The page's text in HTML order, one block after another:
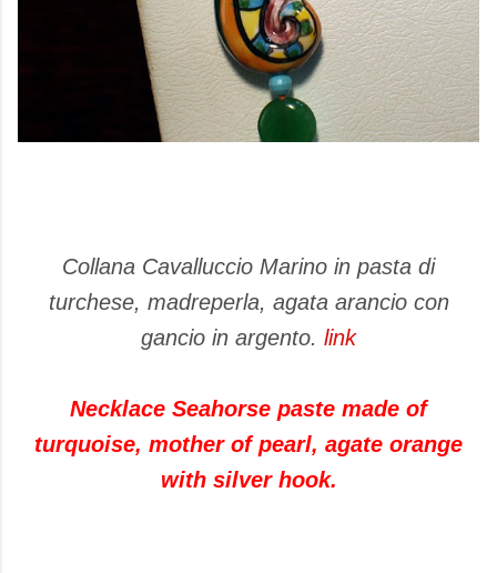
Collana Cavalluccio Marino in pasta di
turchese, madreperla, agata arancio con
gancio in argento. link
Necklace Seahorse paste made of
turquoise, mother of pearl, agate orange
with silver hook.